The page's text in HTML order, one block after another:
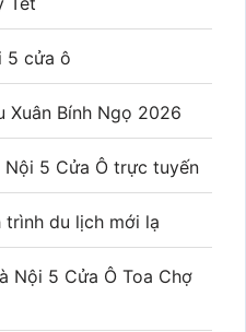
5 cửa ô
Xuân Bính Ngọ 2026
5 Cửa Ô trực tuyến
trình du lịch mới lạ
Nội 5 Cửa Ô Toa Chợ